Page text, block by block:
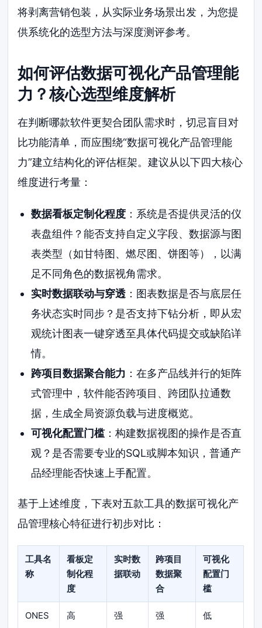
将剥离营销包装，从实际业务场景出发，为您提
供系统化的选型方法与深度测评参考。
如何评估数据可视化产品管理能
力？核心选型维度解析
在判断哪款软件更契合团队需求时，切忌盲目对
比功能清单，而应围绕“数据可视化产品管理能
力”建立结构化的评估框架。建议从以下四大核心
维度进行考量：
数据看板定制化程度：系统是否提供灵活的仪
表盘组件？能否支持自定义字段、数据源与图
表类型（如甘特图、燃尽图、饼图等），以满
足不同角色的数据视角需求。
实时数据联动与穿透：图表数据是否与底层任
务状态实时同步？是否支持下钻分析，即从宏
观统计图表一键穿透至具体代码提交或缺陷详
情。
跨项目数据聚合能力 ：在多产品线并行的矩阵
式管理中，软件能否跨项目、跨团队拉通数
据，生成全局资源负载与进度概览。
可视化配置门槛：构建数据视图的操作是否直
观？是否需要专业的SQL或脚本知识，普通产
品经理能否快速上手配置。
基于上述维度，下表对五款工具的数据可视化产
品管理核心特征进行初步对比：
工具名
称
看板定
制化程
度
实时数
据联动
跨项目
数据聚
合
可视化
配置门
槛
ONES 高 强 强 低